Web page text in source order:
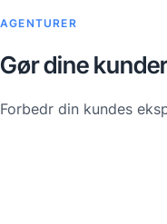
AGENTURER
Gør dine
Forbedr din kundes